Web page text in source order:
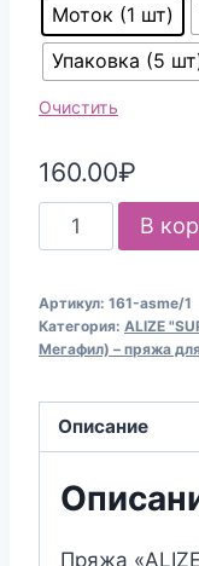
Моток (1 шт)
Упаковка (5
Очистить
160.00₽
Количество
товара
для
вязания
"SUPERLANA
MEGAFIL"
Пудра
В
Артикул: 161-asme/1
Категория: ALIZE
Мегафил) – пряжа
Описание
Пряжа